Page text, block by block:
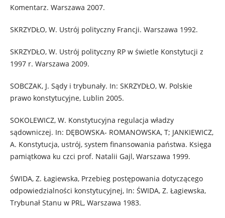
Komentarz. Warszawa 2007.
SKRZYDŁO, W. Ustrój polityczny Francji. Warszawa 1992.
SKRZYDŁO, W. Ustrój polityczny RP w świetle Konstytucji z
1997 r. Warszawa 2009.
SOBCZAK, J. Sądy i trybunały. In: SKRZYDŁO, W. Polskie
prawo konstytucyjne, Lublin 2005.
SOKOLEWICZ, W. Konstytucyjna regulacja władzy
sądowniczej. In: DĘBOWSKA- ROMANOWSKA, T; JANKIEWICZ,
A. Konstytucja, ustrój, system finansowania państwa. Księga
pamiątkowa ku czci prof. Natalii Gajl, Warszawa 1999.
ŚWIDA, Z. Łagiewska, Przebieg postępowania dotyczącego
odpowiedzialności konstytucyjnej, In: ŚWIDA, Z. Łagiewska,
Trybunał Stanu w PRL, Warszawa 1983.